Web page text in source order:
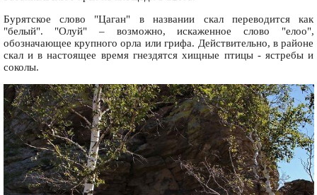
Бурятское слово "Цаган" в названии скал переводится как
"белый". "Олуй" – возможно, искаженное слово "елоо",
обозначающее крупного орла или грифа. Действительно, в районе
скал и в настоящее время гнездятся хищные птицы - ястребы и
соколы.